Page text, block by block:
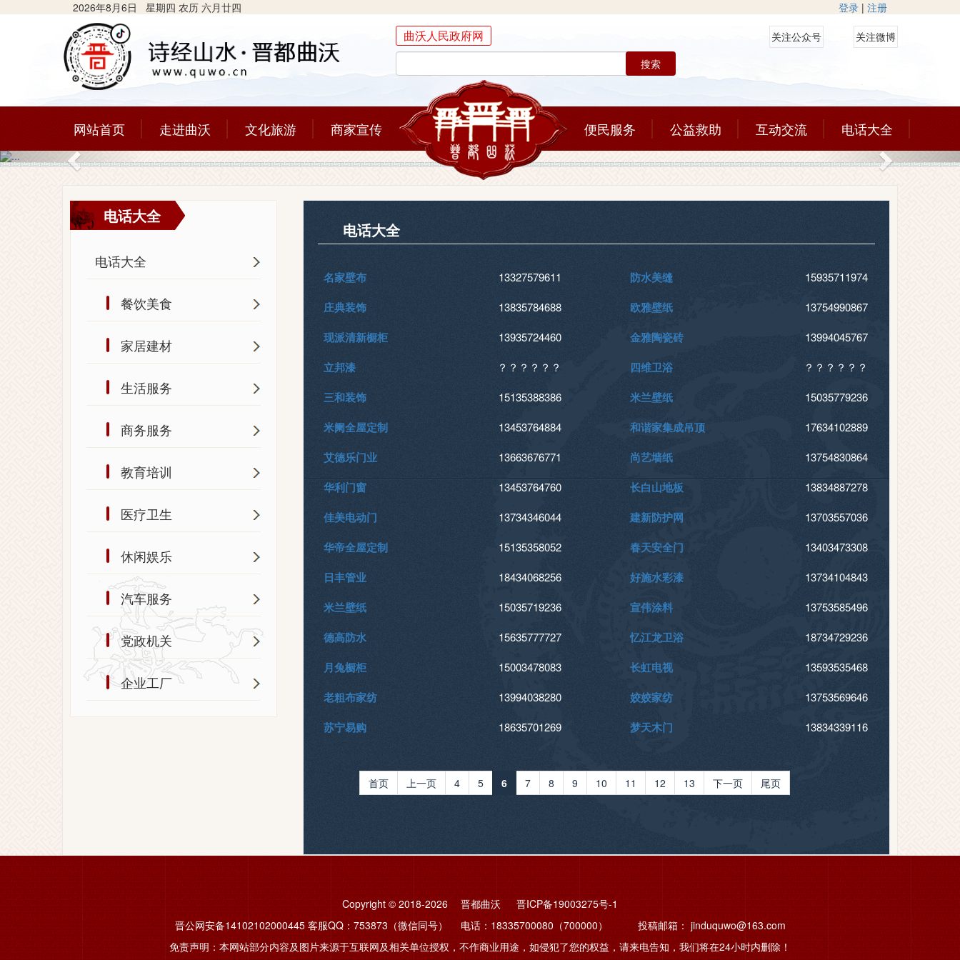
2026年8月6日 星期四 农历 六月廿四 登录 | 注册
曲沃人民政府网
搜索
关注公众号 关注微博
网站首页 走进曲沃 文化旅游 商家宣传 便民服务 公益救助 互动交流 电话大全
Previous Next
电话大全
电话大全
餐饮美食
家居建材
生活服务
商务服务
教育培训
医疗卫生
休闲娱乐
汽车服务
党政机关
企业工厂
电话大全
名家壁布 13327579611 防水美缝 15935711974
庄典装饰 13835784688 欧雅壁纸 13754990867
现派清新橱柜 13935724460 金雅陶瓷砖 13994045767
立邦漆 ？？？？？？ 四维卫浴 ？？？？？？
三和装饰 15135388386 米兰壁纸 15035779236
米阑全屋定制 13453764884 和谐家集成吊顶 17634102889
艾德乐门业 13663676771 尚艺墙纸 13754830864
华利门窗 13453764760 长白山地板 13834887278
佳美电动门 13734346044 建新防护网 13703557036
华帝全屋定制 15135358052 春天安全门 13403473308
日丰管业 18434068256 好施水彩漆 13734104843
米兰壁纸 15035719236 宣伟涂料 13753585496
德高防水 15635777727 忆江龙卫浴 18734729236
月兔橱柜 15003478083 长虹电视 13593535468
老粗布家纺 13994038280 姣姣家纺 13753569646
苏宁易购 18635701269 梦天木门 13834339116
首页 上一页 4 5 6 7 8 9 10 11 12 13 下一页 尾页
Copyright © 2018-2026 晋都曲沃晋ICP备19003275号-1
晋公网安备14102102000445客服QQ：753873（微信同号） 电话：18335700080（700000） 投稿邮箱： jinduquwo@163.com
免责声明：本网站部分内容及图片来源于互联网及相关单位授权，不作商业用途，如侵犯了您的权益，请来电告知，我们将在24小时内删除！